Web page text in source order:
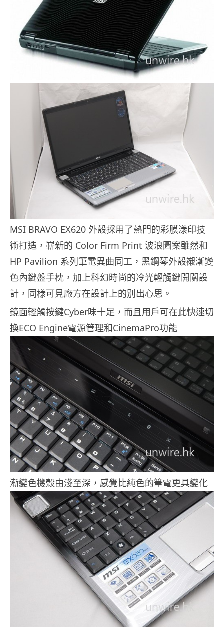
MSI BRAVO EX620 外殼採用了熱門的彩膜漾印技
術打造，嶄新的 Color Firm Print 波浪圖案雖然和
HP Pavilion 系列筆電異曲同工，黑鋼琴外殼襯漸變
色內鍵盤手枕，加上科幻時尚的冷光輕觸鍵開關設
計，同樣可見廠方在設計上的別出心思。
鏡面輕觸按鍵Cyber味十足，而且用戶可在此快速切
換ECO Engine電源管理和CinemaPro功能
漸變色機殼由淺至深，感覺比純色的筆電更具變化